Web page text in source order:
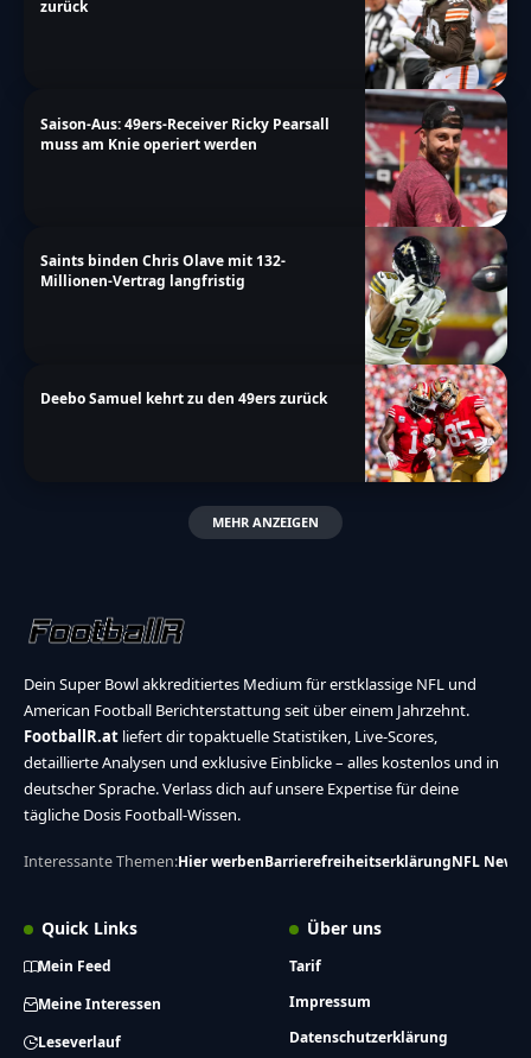
zurück
Saison-Aus: 49ers-Receiver Ricky Pearsall
muss am Knie operiert werden
Saints binden Chris Olave mit 132-
Millionen-Vertrag langfristig
Deebo Samuel kehrt zu den 49ers zurück
MEHR ANZEIGEN
Dein Super Bowl akkreditiertes Medium für erstklassige NFL und
American Football Berichterstattung seit über einem Jahrzehnt.
FootballR.at liefert dir topaktuelle Statistiken, Live-Scores,
detaillierte Analysen und exklusive Einblicke – alles kostenlos und in
deutscher Sprache. Verlass dich auf unsere Expertise für deine
tägliche Dosis Football-Wissen.
Interessante Themen:Hier werbenBarrierefreiheitserklärungNFL News
Quick Links
Mein Feed
Meine Interessen
Leseverlauf
Über uns
Tarif
Impressum
Datenschutzerklärung